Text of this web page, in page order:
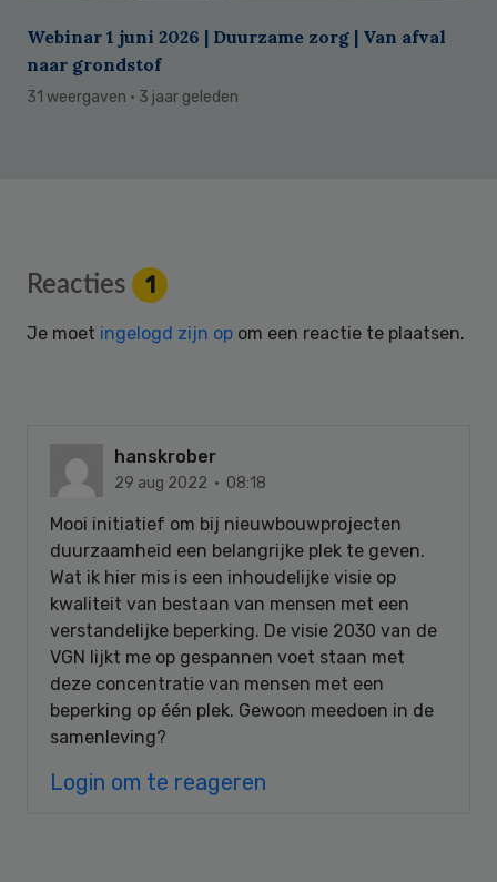
Webinar 1 juni 2026 | Duurzame zorg | Van afval
naar grondstof
31 weergaven · 3 jaar geleden
Reader
Interactions
Reacties 1
Je moet ingelogd zijn op om een reactie te plaatsen.
hanskrober
29 aug 2022 · 08:18
Mooi initiatief om bij nieuwbouwprojecten
duurzaamheid een belangrijke plek te geven.
Wat ik hier mis is een inhoudelijke visie op
kwaliteit van bestaan van mensen met een
verstandelijke beperking. De visie 2030 van de
VGN lijkt me op gespannen voet staan met
deze concentratie van mensen met een
beperking op één plek. Gewoon meedoen in de
samenleving?
Login om te reageren